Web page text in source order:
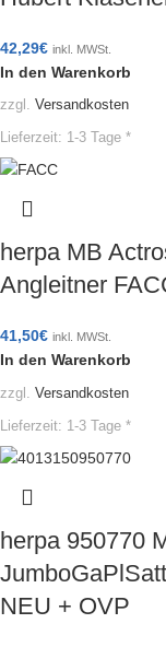
42,29€ inkl. MWSt.
In den Warenkorb
zzgl. Versandkosten
Lieferzeit: 1-3 Tage *
herpa MB
Angleitner
41,50€ inkl. MWSt.
In den Warenkorb
zzgl. Versandkosten
Lieferzeit: 1-3 Tage *
herpa 950770
NEU + OVP